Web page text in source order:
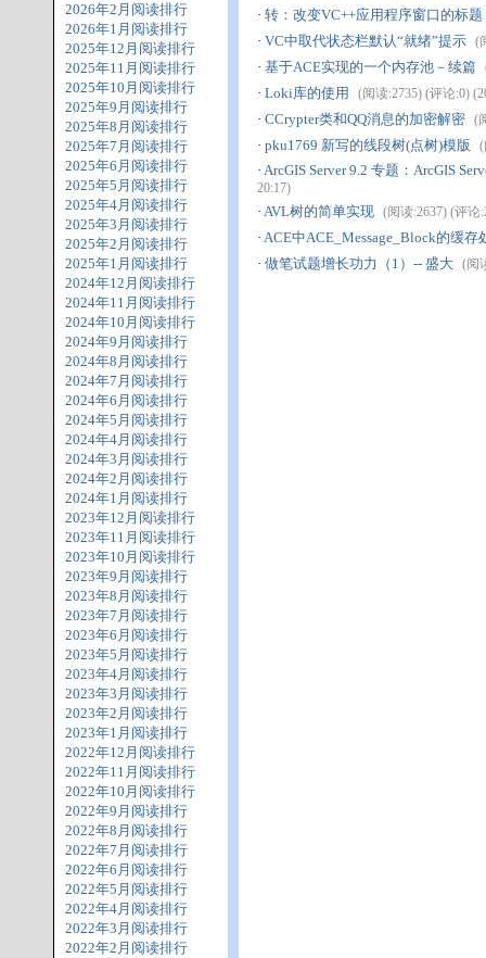
2026年2月阅读排行
2026年1月阅读排行
2025年12月阅读排行
2025年11月阅读排行
2025年10月阅读排行
2025年9月阅读排行
2025年8月阅读排行
2025年7月阅读排行
2025年6月阅读排行
2025年5月阅读排行
2025年4月阅读排行
2025年3月阅读排行
2025年2月阅读排行
2025年1月阅读排行
2024年12月阅读排行
2024年11月阅读排行
2024年10月阅读排行
2024年9月阅读排行
2024年8月阅读排行
2024年7月阅读排行
2024年6月阅读排行
2024年5月阅读排行
2024年4月阅读排行
2024年3月阅读排行
2024年2月阅读排行
2024年1月阅读排行
2023年12月阅读排行
2023年11月阅读排行
2023年10月阅读排行
2023年9月阅读排行
2023年8月阅读排行
2023年7月阅读排行
2023年6月阅读排行
2023年5月阅读排行
2023年4月阅读排行
2023年3月阅读排行
2023年2月阅读排行
2023年1月阅读排行
2022年12月阅读排行
2022年11月阅读排行
2022年10月阅读排行
2022年9月阅读排行
2022年8月阅读排行
2022年7月阅读排行
2022年6月阅读排行
2022年5月阅读排行
2022年4月阅读排行
2022年3月阅读排行
2022年2月阅读排行
· 转：改变VC++应用程序窗口的标题
· VC中取代状态栏默认“就绪”提示 (
· 基于ACE实现的一个内存池－续篇
· Loki库的使用 (阅读:2735) (评论:0)
· CCrypter类和QQ消息的加密解密 (
· pku1769 新写的线段树(点树)模版 (
· ArcGIS Server 9.2 专题：ArcGIS
20:17)
· AVL树的简单实现 (阅读:2637) (评论
· ACE中ACE_Message_Block的缓存
· 做笔试题增长功力（1）-- 盛大 (阅